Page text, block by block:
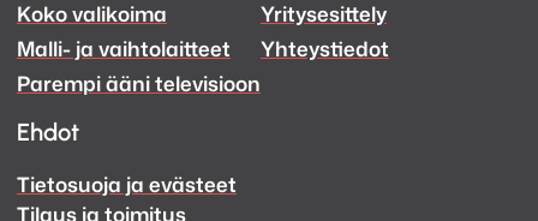
Ääni
Facebook
Ääni
Instagram
Koko valikoima
Malli- ja vaihtolaitteet
Parempi ääni televisioon
Yritysesittely
Yhteystiedot
Ehdot
Tietosuoja ja evästeet
Tilaus ja toimitus